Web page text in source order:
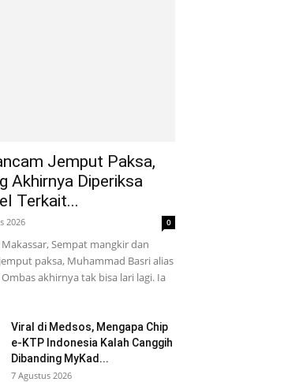
Jemput Paksa,
Akhirnya Diperiksa
Terkait...
2026 0
Makassar, Sempat mangkir dan
paksa, Muhammad Basri alias
Ombas akhirnya tak bisa lari lagi. Ia
Viral di Medsos, Mengapa Chip
e-KTP Indonesia Kalah Canggih
Dibanding MyKad...
7 Agustus 2026